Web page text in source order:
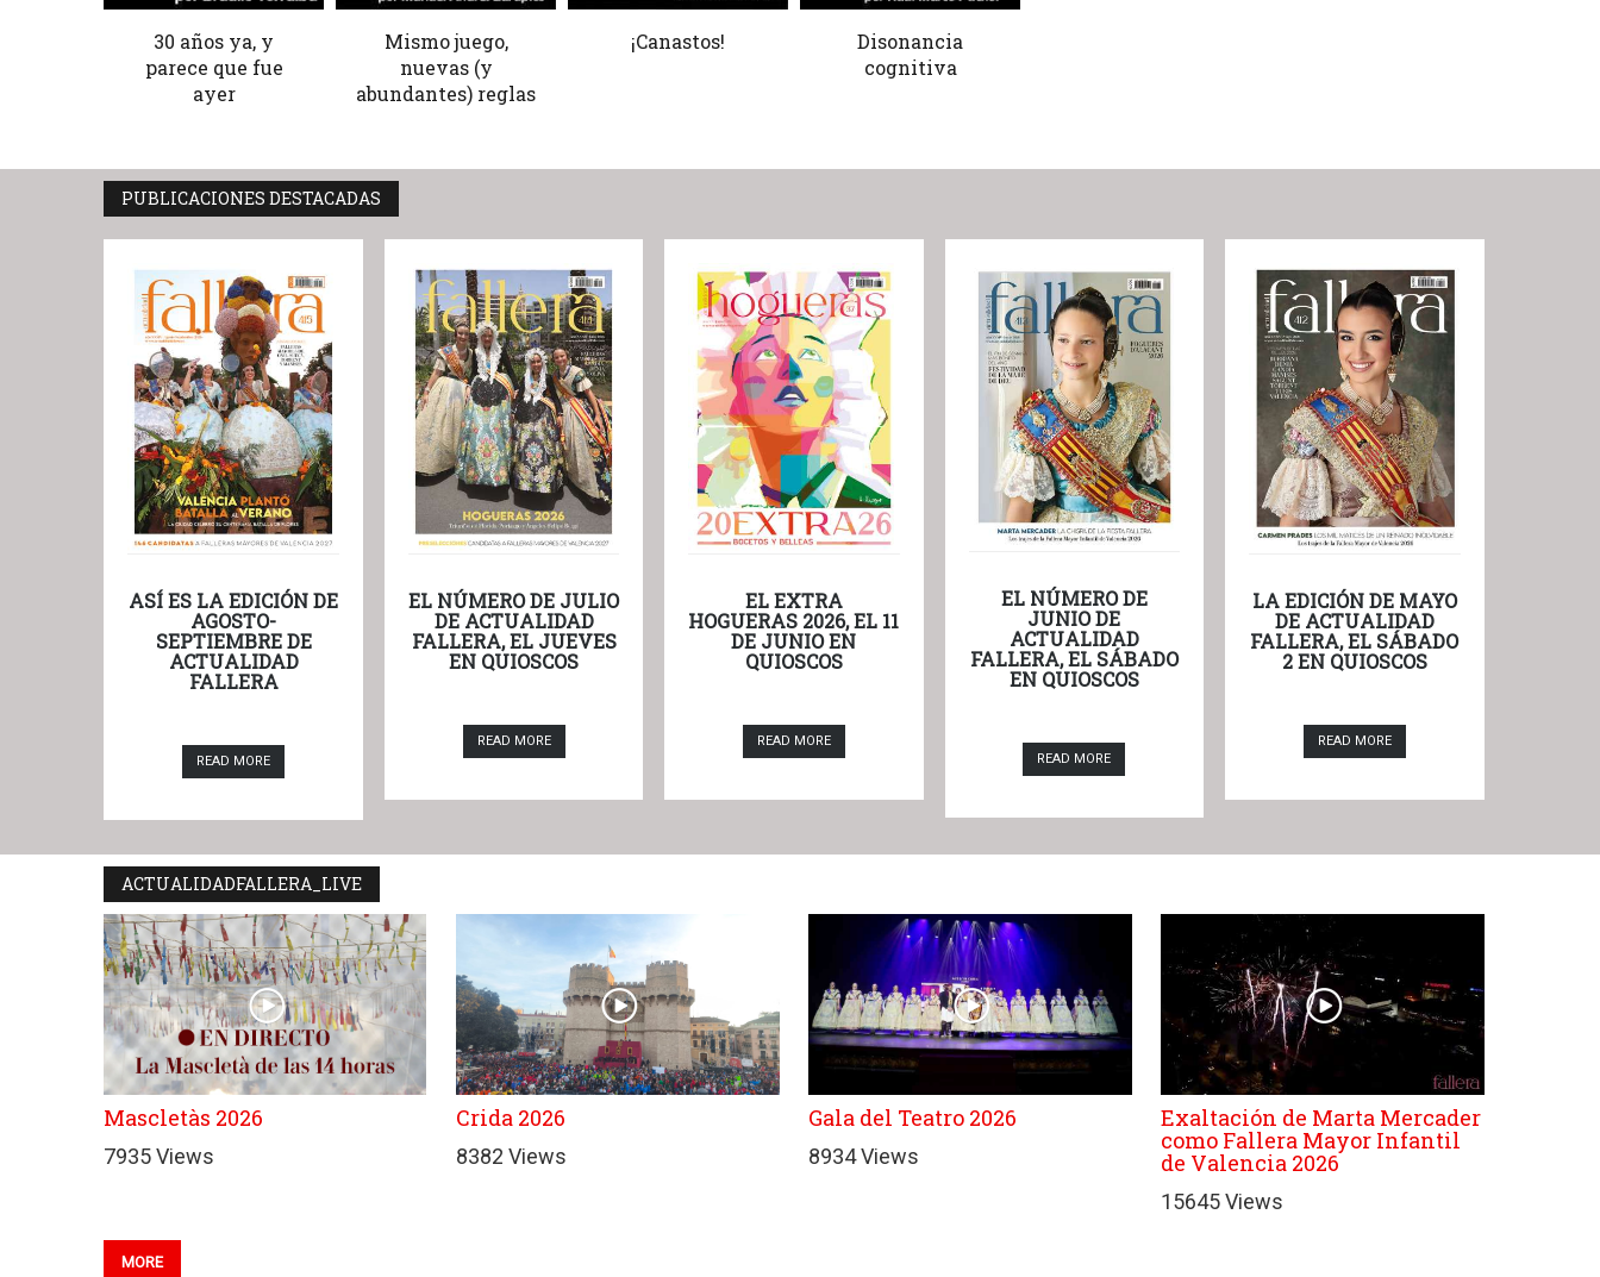
30 años ya, y
parece que fue
ayer
Mismo juego,
nuevas (y
abundantes) reglas
¡Canastos!
Disonancia
cognitiva
PUBLICACIONES DESTACADAS
ASÍ ES LA EDICIÓN DE
AGOSTO-
SEPTIEMBRE DE
ACTUALIDAD
FALLERA
READ MORE
EL NÚMERO DE JULIO
DE ACTUALIDAD
FALLERA, EL JUEVES
EN QUIOSCOS
READ MORE
EL EXTRA
HOGUERAS 2026, EL 11
DE JUNIO EN
QUIOSCOS
READ MORE
EL NÚMERO DE
JUNIO DE
ACTUALIDAD
FALLERA, EL SÁBADO
EN QUIOSCOS
READ MORE
LA EDICIÓN DE MAYO
DE ACTUALIDAD
FALLERA, EL SÁBADO
2 EN QUIOSCOS
READ MORE
ACTUALIDADFALLERA_LIVE
Mascletàs 2026
7935 Views
Crida 2026
8382 Views
Gala del Teatro 2026
8934 Views
Exaltación de Marta Mercader
como Fallera Mayor Infantil
de Valencia 2026
15645 Views
MORE